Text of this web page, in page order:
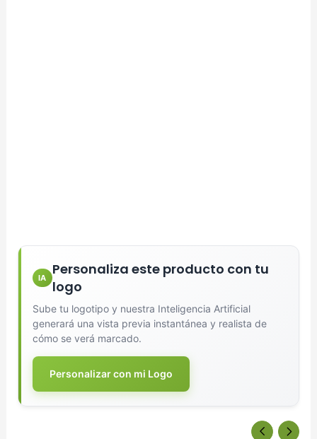
IA
Personaliza este producto con tu
logo
Sube tu logotipo y nuestra Inteligencia Artificial
generará una vista previa instantánea y realista de
cómo se verá marcado.
Personalizar con mi Logo
Diseñador de Vistas Previas
con IA